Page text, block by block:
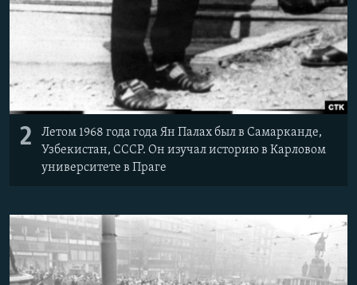
2
Летом 1968 года года Ян Палах был в Самарканде,
Узбекистан, СССР. Он изучал историю в Карловом
университете в Праге